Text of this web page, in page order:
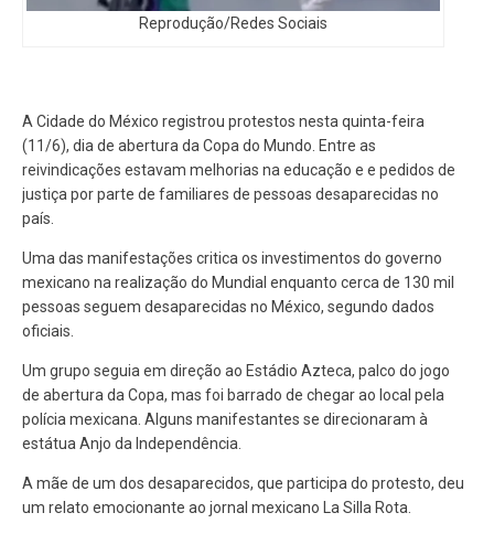
Reprodução/Redes Sociais
A Cidade do México registrou protestos nesta quinta-feira
(11/6), dia de abertura da Copa do Mundo. Entre as
reivindicações estavam melhorias na educação e e pedidos de
justiça por parte de familiares de pessoas desaparecidas no
país.
Uma das manifestações critica os investimentos do governo
mexicano na realização do Mundial enquanto cerca de 130 mil
pessoas seguem desaparecidas no México, segundo dados
oficiais.
Um grupo seguia em direção ao Estádio Azteca, palco do jogo
de abertura da Copa, mas foi barrado de chegar ao local pela
polícia mexicana. Alguns manifestantes se direcionaram à
estátua Anjo da Independência.
A mãe de um dos desaparecidos, que participa do protesto, deu
um relato emocionante ao jornal mexicano La Silla Rota.